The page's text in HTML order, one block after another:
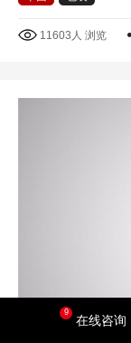
11603人 浏览
9
在线咨询